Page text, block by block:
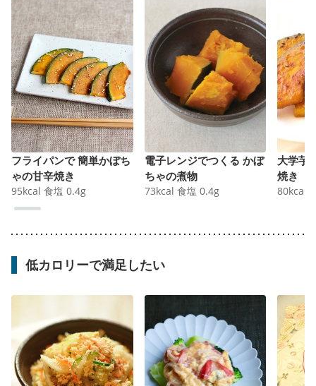
フライパンで 簡単かぼち
ゃの甘辛焼き
95kcal 食塩 0.4g
電子レンジでつくる かぼ
ちゃの煮物
73kcal 食塩 0.4g
大学芋
焼き
80kcal
低カロリーで満足したい